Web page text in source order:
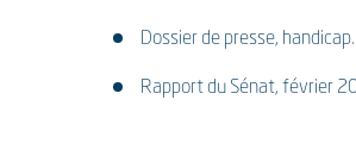
Dossier de presse,
Rapport du Sénat, février